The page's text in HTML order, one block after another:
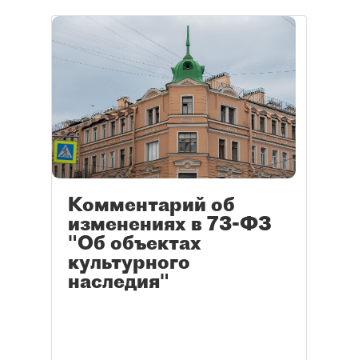
Комментарий об
изменениях в 73-ФЗ
"Об объектах
культурного
наследия"